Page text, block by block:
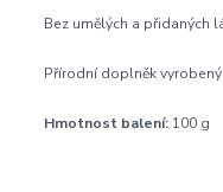
Bez umělých a přidaných
Přírodní doplněk
Hmotnost balení: 100 g